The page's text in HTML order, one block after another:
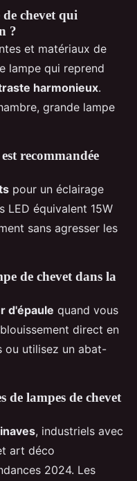
chevet qui
?
et matériaux de
lampe qui reprend
harmonieux.
grande lampe
recommandée
pour un éclairage
LED équivalent 15W
sans agresser les
de chevet dans la
d'épaule quand vous
direct en
ou utilisez un abat-
de lampes de chevet
, industriels avec
art déco
2024. Les